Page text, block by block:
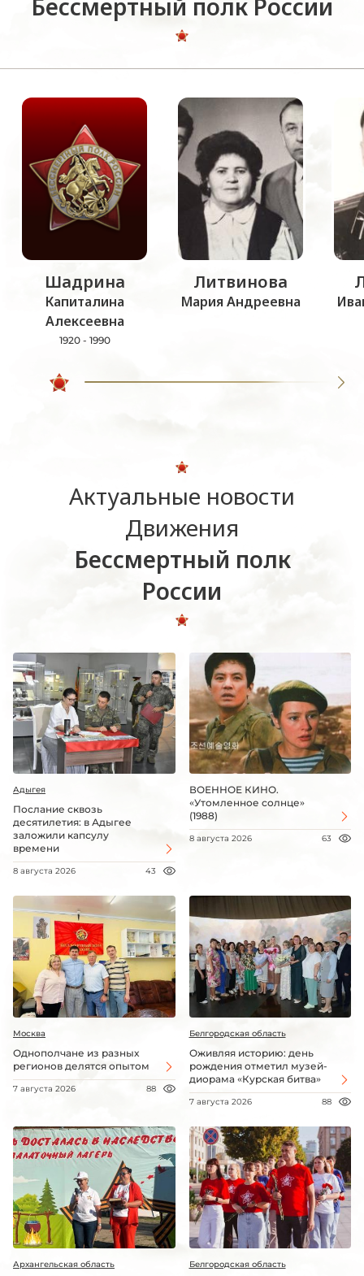
Шадрина
Капиталина
Алексеевна
1920 - 1990
Литвинова
Мария Андреевна
Актуальные новости
Движения
Бессмертный полк
России
Адыгея
Послание сквозь
десятилетия: в Адыгее
заложили капсулу
времени
8 августа 2026 43
ВОЕННОЕ КИНО.
«Утомленное солнце»
(1988)
8 августа 2026 63
Москва
Однополчане из разных
регионов делятся опытом
7 августа 2026 88
Белгородская область
Оживляя историю: день
рождения отметил музей-
диорама «Курская битва»
7 августа 2026 88
Архангельская область Белгородская область